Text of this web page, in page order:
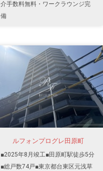
介手数料無料・ワークラウンジ完
備
ルフォンプログレ田原町
■2025年8月竣工■田原町駅徒歩5分
■総戸数74戸■東京都台東区元浅草